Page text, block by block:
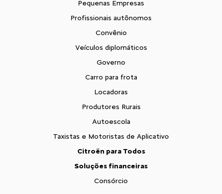
Pequenas Empresas
Profissionais autônomos
Convênio
Veículos diplomáticos
Governo
Carro para frota
Locadoras
Produtores Rurais
Autoescola
Taxistas e Motoristas de Aplicativo
Citroën para Todos
Soluções financeiras
Consórcio